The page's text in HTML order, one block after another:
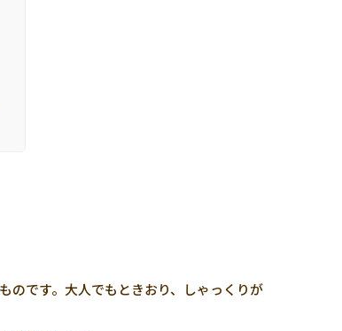
のです。大人でもときおり、しゃっくりが